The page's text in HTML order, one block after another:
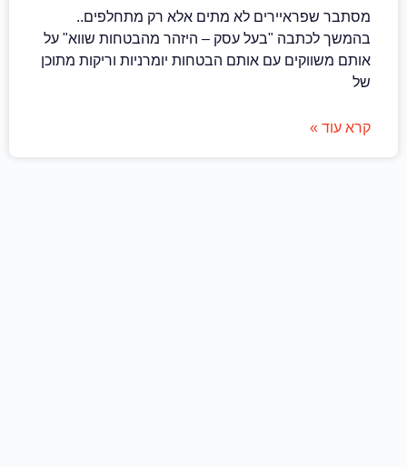
מסתבר שפראיירים לא מתים אלא רק מתחלפים..
בהמשך לכתבה "בעל עסק – היזהר מהבטחות שווא" על
אותם משווקים עם אותם הבטחות יומרניות וריקות מתוכן
של
קרא עוד »